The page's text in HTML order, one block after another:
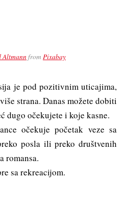
Altmannfrom Pixabay
je pod pozitivnim uticajima,
strana. Danas možete dobiti
dugo očekujete i koje kasne.
očekuje početak veze sa
posla ili preko društvenih
romansa.
sa rekreacijom.